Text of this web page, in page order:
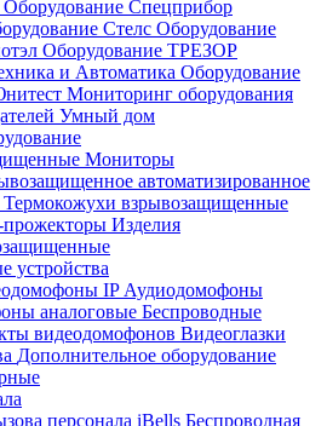
Оборудование Спецприбор
Стелс Оборудование
Оборудование ТРЕЗОР
и Автоматика Оборудование
Мониторинг оборудования
Умный дом
Мониторы
автоматизированное
Термокожухи взрывозащищенные
Изделия
устройства
IP Аудиодомофоны
аналоговые Беспроводные
видеодомофонов Видеоглазки
Дополнительное оборудование
персонала iBells Беспроводная